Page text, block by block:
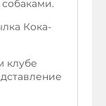
Кока-
клубе